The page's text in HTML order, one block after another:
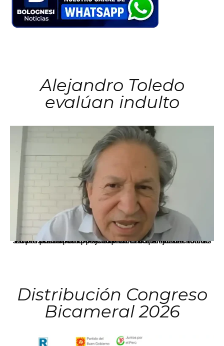
Alejandro Toledo
evalúan indulto
La presidenta Keiko Fujimori informó que la solicitud de indulto presentada por el expresidente Alejandro Toledo será evaluada por la Comisión de Gracias Presidenciales conforme al procedimiento establecido.
Distribución Congreso
Bicameral 2026